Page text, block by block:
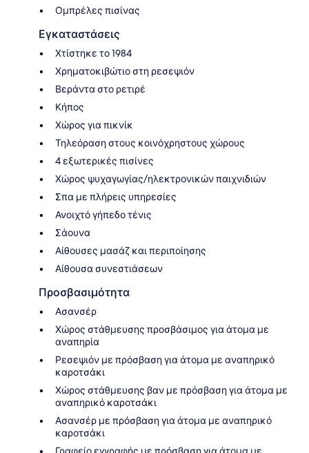
Ομπρέλες πισίνας
Εγκαταστάσεις
Χτίστηκε το 1984
Χρηματοκιβώτιο στη ρεσεψιόν
Βεράντα στο ρετιρέ
Κήπος
Χώρος για πικνίκ
Τηλεόραση στους κοινόχρηστους χώρους
4 εξωτερικές πισίνες
Χώρος ψυχαγωγίας/ηλεκτρονικών παιχνιδιών
Σπα με πλήρεις υπηρεσίες
Ανοιχτό γήπεδο τένις
Σάουνα
Αίθουσες μασάζ και περιποίησης
Αίθουσα συνεστιάσεων
Προσβασιμότητα
Ασανσέρ
Χώρος στάθμευσης προσβάσιμος για άτομα με
αναπηρία
Ρεσεψιόν με πρόσβαση για άτομα με αναπηρικό
καροτσάκι
Χώρος στάθμευσης βαν με πρόσβαση για άτομα με
αναπηρικό καροτσάκι
Ασανσέρ με πρόσβαση για άτομα με αναπηρικό
καροτσάκι